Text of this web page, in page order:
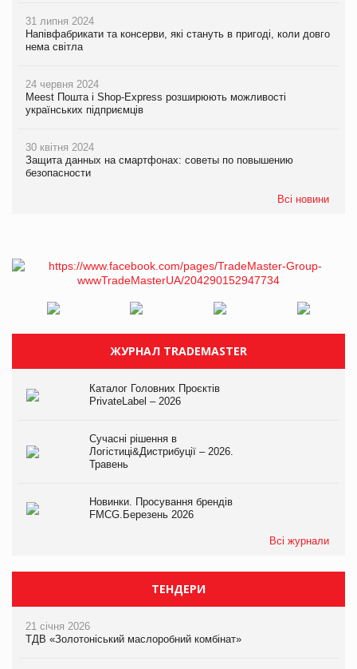
31 липня 2024
Напівфабрикати та консерви, які стануть в пригоді, коли довго
нема світла
24 червня 2024
Meest Пошта і Shop-Express розширюють можливості
українських підприємців
30 квітня 2024
Защита данных на смартфонах: советы по повышению
безопасности
Всі новини
ЖУРНАЛ TRADEMASTER
Каталог Головних Проєктів
PrivateLabel – 2026
Сучасні рішення в
Логістиці&Дистрибуції – 2026.
Травень
Новинки. Просування брендів
FMCG.Березень 2026
Всі журнали
ТЕНДЕРИ
21 січня 2026
ТДВ «Золотоніський маслоробний комбінат»